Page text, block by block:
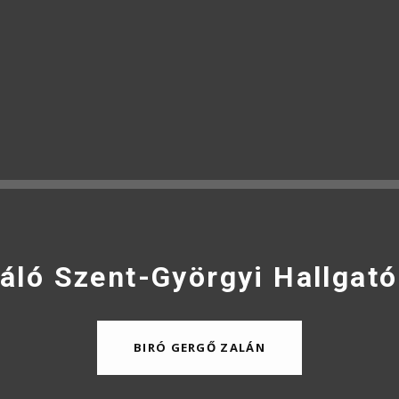
Szent-Györgyi
BIRÓ GERGŐ ZALÁN